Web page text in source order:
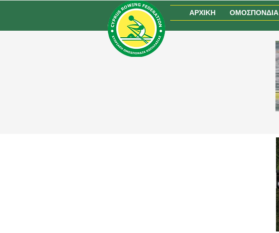
ΑΡΧΙΚΗ ΟΜΟΣΠΟΝΔΙΑ